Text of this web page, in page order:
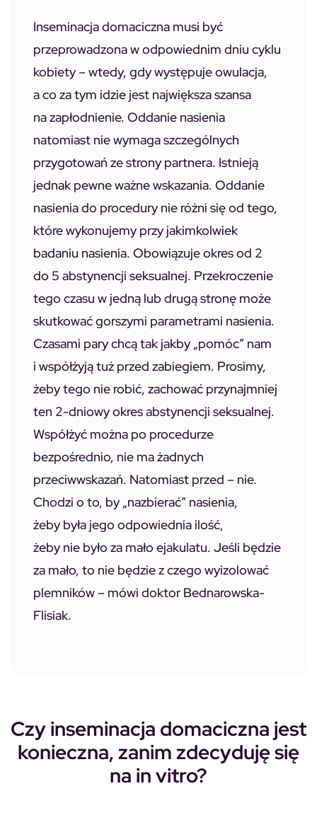
Inseminacja domaciczna musi być
przeprowadzona w odpowiednim dniu cyklu
kobiety – wtedy, gdy występuje owulacja,
a co za tym idzie jest największa szansa
na zapłodnienie. Oddanie nasienia
natomiast nie wymaga szczególnych
przygotowań ze strony partnera. Istnieją
jednak pewne ważne wskazania. Oddanie
nasienia do procedury nie różni się od tego,
które wykonujemy przy jakimkolwiek
badaniu nasienia. Obowiązuje okres od 2
do 5 abstynencji seksualnej. Przekroczenie
tego czasu w jedną lub drugą stronę może
skutkować gorszymi parametrami nasienia.
Czasami pary chcą tak jakby „pomóc” nam
i współżyją tuż przed zabiegiem. Prosimy,
żeby tego nie robić, zachować przynajmniej
ten 2-dniowy okres abstynencji seksualnej.
Współżyć można po procedurze
bezpośrednio, nie ma żadnych
przeciwwskazań. Natomiast przed – nie.
Chodzi o to, by „nazbierać” nasienia,
żeby była jego odpowiednia ilość,
żeby nie było za mało ejakulatu. Jeśli będzie
za mało, to nie będzie z czego wyizolować
plemników – mówi doktor Bednarowska-
Flisiak.
Czy inseminacja domaciczna jest
konieczna, zanim zdecyduję się
na in vitro?